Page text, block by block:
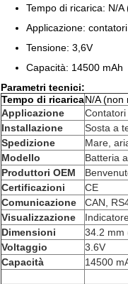
Tempo di ricarica: N/
Applicazione:
Tensione: 3,6V
Capacità: 14500 mAh
Parametri tecnici:
Tempo di ricaricaN/A (non
Applicazione
Installazione
Sosta a
Spedizione
Mare,
Modello
Batteria
Produttori OEM
Certificazioni
CE
Comunicazione
CAN,
Visualizzazione
Dimensioni
34.2 mm
Voltaggio
3.6V
Capacità
14500